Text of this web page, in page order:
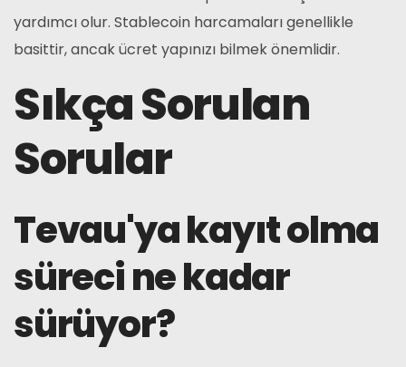
yardımcı olur. Stablecoin harcamaları genellikle
basittir, ancak ücret yapınızı bilmek önemlidir.
Sıkça Sorulan
Sorular
Tevau'ya kayıt olma
süreci ne kadar
sürüyor?